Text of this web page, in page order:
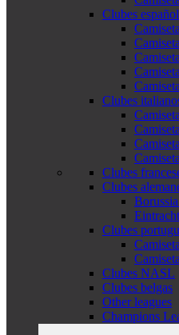
Clubes
Clubes
Clubes
Clubes
Clubes
Clubes NASL
Clubes belgas
Other leagues
Champions